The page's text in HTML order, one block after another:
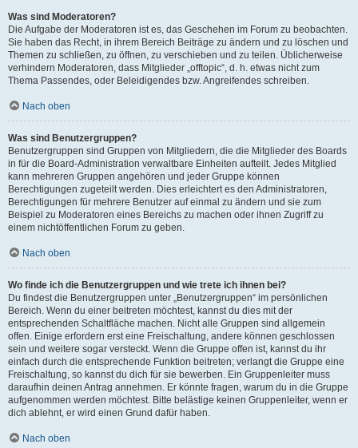
Was sind Moderatoren?
Die Aufgabe der Moderatoren ist es, das Geschehen im Forum zu beobachten.
Sie haben das Recht, in ihrem Bereich Beiträge zu ändern und zu löschen und
Themen zu schließen, zu öffnen, zu verschieben und zu teilen. Üblicherweise
verhindern Moderatoren, dass Mitglieder „offtopic“, d. h. etwas nicht zum
Thema Passendes, oder Beleidigendes bzw. Angreifendes schreiben.
Nach oben
Was sind Benutzergruppen?
Benutzergruppen sind Gruppen von Mitgliedern, die die Mitglieder des Boards
in für die Board-Administration verwaltbare Einheiten aufteilt. Jedes Mitglied
kann mehreren Gruppen angehören und jeder Gruppe können
Berechtigungen zugeteilt werden. Dies erleichtert es den Administratoren,
Berechtigungen für mehrere Benutzer auf einmal zu ändern und sie zum
Beispiel zu Moderatoren eines Bereichs zu machen oder ihnen Zugriff zu
einem nichtöffentlichen Forum zu geben.
Nach oben
Wo finde ich die Benutzergruppen und wie trete ich ihnen bei?
Du findest die Benutzergruppen unter „Benutzergruppen“ im persönlichen
Bereich. Wenn du einer beitreten möchtest, kannst du dies mit der
entsprechenden Schaltfläche machen. Nicht alle Gruppen sind allgemein
offen. Einige erfordern erst eine Freischaltung, andere können geschlossen
sein und weitere sogar versteckt. Wenn die Gruppe offen ist, kannst du ihr
einfach durch die entsprechende Funktion beitreten; verlangt die Gruppe eine
Freischaltung, so kannst du dich für sie bewerben. Ein Gruppenleiter muss
daraufhin deinen Antrag annehmen. Er könnte fragen, warum du in die Gruppe
aufgenommen werden möchtest. Bitte belästige keinen Gruppenleiter, wenn er
dich ablehnt, er wird einen Grund dafür haben.
Nach oben